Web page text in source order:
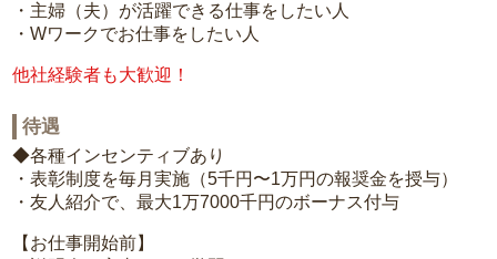
・主婦（夫）が活躍できる仕事をしたい人
・Wワークでお仕事をしたい人
他社経験者も大歓迎！
待遇
◆各種インセンティブあり
・表彰制度を毎月実施（5千円〜1万円の報奨金を授与）
・友人紹介で、最大1万7000千円のボーナス付与
【お仕事開始前】